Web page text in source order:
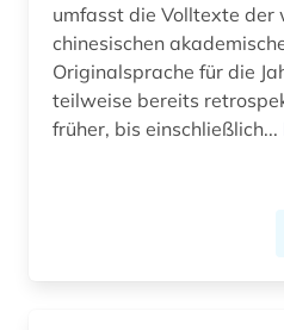
umfasst die Volltexte der
chinesischen
Originalsprache für die
teilweise bereits
früher, bis einschließlich...